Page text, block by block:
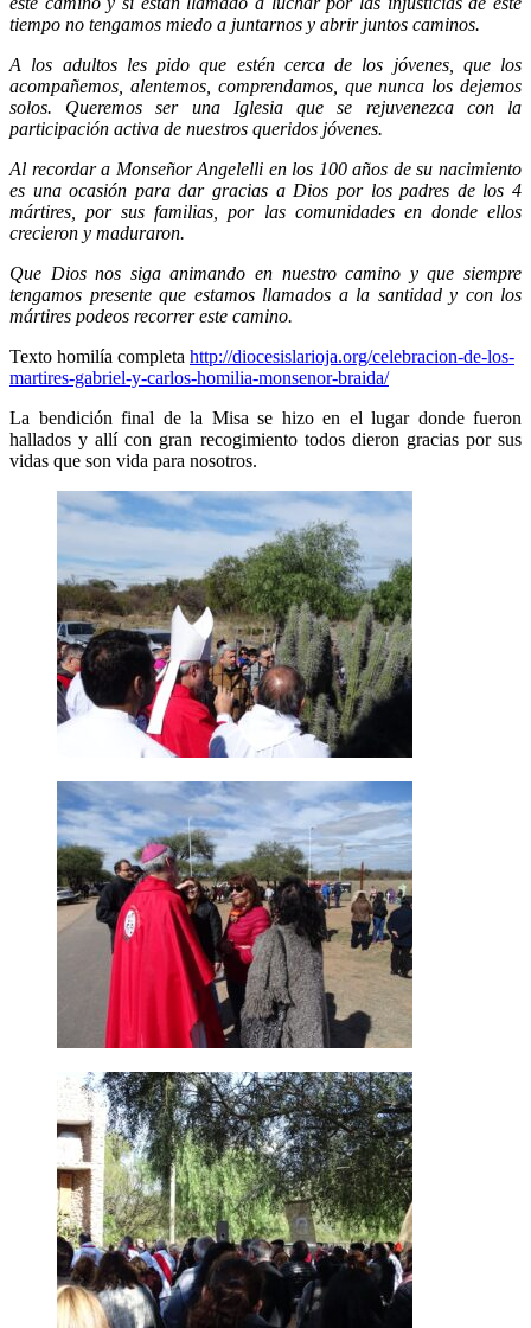
tiempo no tengamos miedo a juntarnos y abrir juntos caminos.
A los adultos les pido que estén cerca de los jóvenes, que los
acompañemos, alentemos, comprendamos, que nunca los dejemos
solos. Queremos ser una Iglesia que se rejuvenezca con la
participación activa de nuestros queridos jóvenes.
Al recordar a Monseñor Angelelli en los 100 años de su nacimiento
es una ocasión para dar gracias a Dios por los padres de los 4
mártires, por sus familias, por las comunidades en donde ellos
crecieron y maduraron.
Que Dios nos siga animando en nuestro camino y que siempre
tengamos presente que estamos llamados a la santidad y con los
mártires podeos recorrer este camino.
Texto homilía completa http://diocesislarioja.org/celebracion-de-los-
martires-gabriel-y-carlos-homilia-monsenor-braida/
La bendición final de la Misa se hizo en el lugar donde fueron
hallados y allí con gran recogimiento todos dieron gracias por sus
vidas que son vida para nosotros.